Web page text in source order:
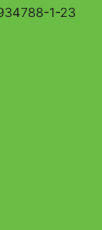
1-23